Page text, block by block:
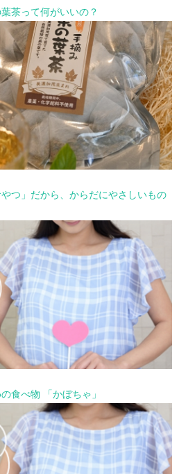
茶って何がいいの？
つ」だから、からだにやさしいもの
食べ物 「かぼちゃ」